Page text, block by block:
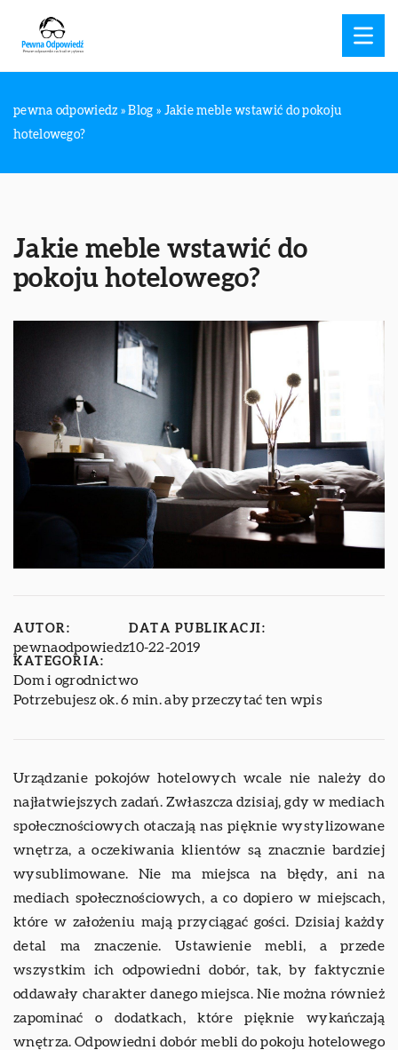
pewna odpowiedz »Blog » Jakie meble wstawić do pokoju
hotelowego?
Jakie meble wstawić do
pokoju hotelowego?
AUTOR:
pewnaodpowiedz
DATA PUBLIKACJI:
10-22-2019
KATEGORIA:
Dom i ogrodnictwo
Potrzebujesz ok. 6 min. aby przeczytać ten wpis
Urządzanie pokojów hotelowych wcale nie należy do
najłatwiejszych zadań. Zwłaszcza dzisiaj, gdy w mediach
społecznościowych otaczają nas pięknie wystylizowane
wnętrza, a oczekiwania klientów są znacznie bardziej
wysublimowane. Nie ma miejsca na błędy, ani na
mediach społecznościowych, a co dopiero w miejscach,
które w założeniu mają przyciągać gości. Dzisiaj każdy
detal ma znaczenie. Ustawienie mebli, a przede
wszystkim ich odpowiedni dobór, tak, by faktycznie
oddawały charakter danego miejsca. Nie można również
zapominać o dodatkach, które pięknie wykańczają
wnętrza. Odpowiedni dobór mebli do pokoju hotelowego